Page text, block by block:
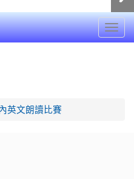
英文朗讀比賽